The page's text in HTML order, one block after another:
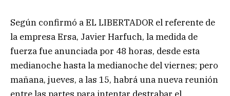
Según confirmó a EL LIBERTADOR el referente de
la empresa Ersa, Javier Harfuch, la medida de
fuerza fue anunciada por 48 horas, desde esta
medianoche hasta la medianoche del viernes; pero
mañana, jueves, a las 15, habrá una nueva reunión